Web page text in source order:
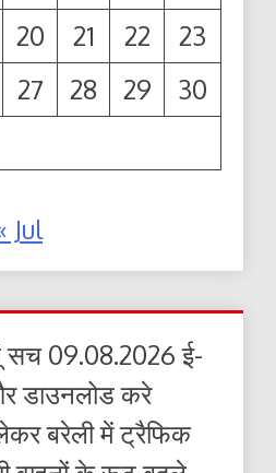
20 21 22
23
27 28 29
30
Jul
सच 09.08.2026 ई-
डाउनलोड करे
बरेली में ट्रैफिक